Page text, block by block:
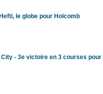
le globe pour Holcomb
- 3e victoire en 3 courses